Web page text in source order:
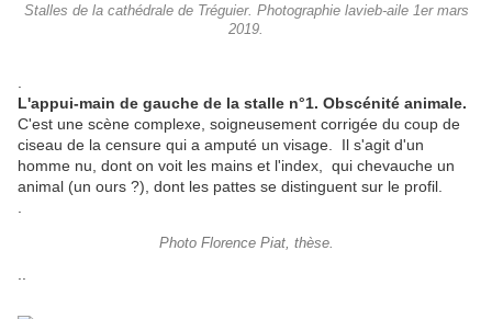
Stalles de la cathédrale de Tréguier. Photographie lavieb-aile 1er mars
2019.
L'appui-main de gauche de la stalle n°1. Obscénité animale.
C'est une scène complexe, soigneusement corrigée du coup de
ciseau de la censure qui a amputé un visage. Il s'agit d'un
homme nu, dont on voit les mains et l'index, qui chevauche un
animal (un ours ?), dont les pattes se distinguent sur le profil.
Photo Florence Piat, thèse.